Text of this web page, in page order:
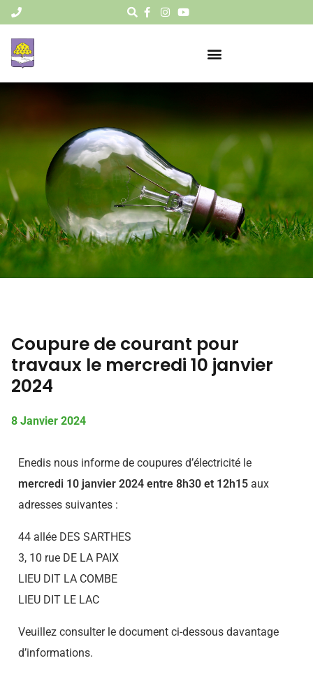
Coupure de courant pour
travaux le mercredi 10 janvier
2024
8 Janvier 2024
Enedis nous informe de coupures d’électricité le
mercredi 10 janvier 2024 entre 8h30 et 12h15 aux
adresses suivantes :
44 allée DES SARTHES
3, 10 rue DE LA PAIX
LIEU DIT LA COMBE
LIEU DIT LE LAC
Veuillez consulter le document ci-dessous davantage
d’informations.